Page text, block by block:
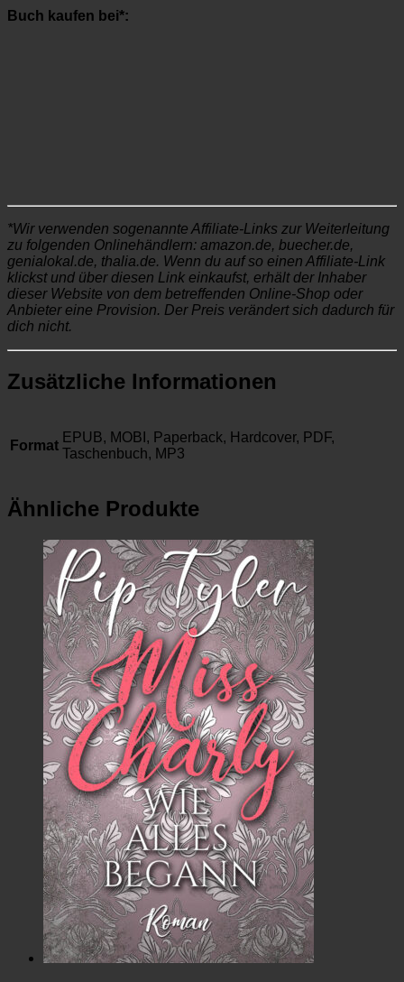
Buch kaufen bei*:
*Wir verwenden sogenannte Affiliate-Links zur Weiterleitung
zu folgenden Onlinehändlern: amazon.de, buecher.de,
genialokal.de, thalia.de. Wenn du auf so einen Affiliate-Link
klickst und über diesen Link einkaufst, erhält der Inhaber
dieser Website von dem betreffenden Online-Shop oder
Anbieter eine Provision. Der Preis verändert sich dadurch für
dich nicht.
Zusätzliche Informationen
Format
EPUB, MOBI, Paperback, Hardcover, PDF,
Taschenbuch, MP3
Ähnliche Produkte